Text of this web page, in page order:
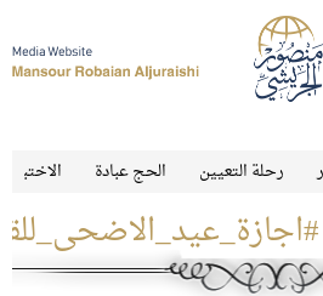
الاختبارات الحج عبادة رحلة التعيين